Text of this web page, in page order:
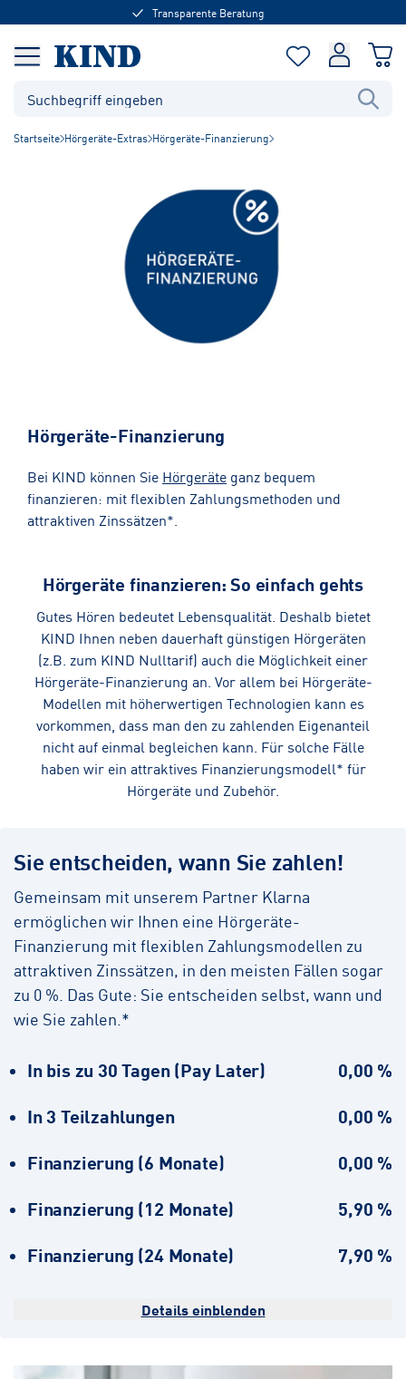
Transparente Beratung
Startseite Hörgeräte-Extras Hörgeräte-Finanzierung
Hörgeräte-Finanzierung
Bei KIND können Sie Hörgeräte ganz bequem
finanzieren: mit flexiblen Zahlungsmethoden und
attraktiven Zinssätzen*.
Hörgeräte finanzieren: So einfach gehts
Gutes Hören bedeutet Lebensqualität. Deshalb bietet
KIND Ihnen neben dauerhaft günstigen Hörgeräten
(z.B. zum KIND Nulltarif) auch die Möglichkeit einer
Hörgeräte-Finanzierung an. Vor allem bei Hörgeräte-
Modellen mit höherwertigen Technologien kann es
vorkommen, dass man den zu zahlenden Eigenanteil
nicht auf einmal begleichen kann. Für solche Fälle
haben wir ein attraktives Finanzierungsmodell* für
Hörgeräte und Zubehör.
Sie entscheiden, wann Sie zahlen!
Gemeinsam mit unserem Partner Klarna
ermöglichen wir Ihnen eine Hörgeräte-
Finanzierung mit flexiblen Zahlungsmodellen zu
attraktiven Zinssätzen, in den meisten Fällen sogar
zu 0 %. Das Gute: Sie entscheiden selbst, wann und
wie Sie zahlen.*
In bis zu 30 Tagen (Pay Later)
0,00 %
In 3 Teilzahlungen
0,00 %
Finanzierung (6 Monate)
0,00 %
Finanzierung (12 Monate)
5,90 %
Finanzierung (24 Monate)
7,90 %
Details einblenden